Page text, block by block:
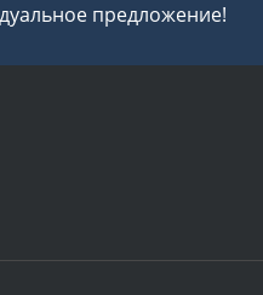
предложение!